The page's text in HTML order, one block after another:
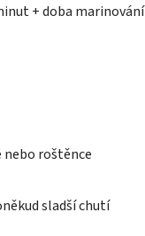
+ doba marinování
nebo roštěnce
sladší chutí